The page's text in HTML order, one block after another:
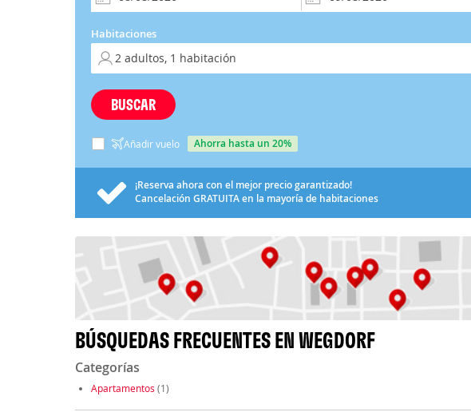
Habitaciones
BUSCAR
Añadir vuelo ahorra hasta un 20%
¡Reserva ahora con el mejor precio garantizado!
Cancelación GRATUITAen la mayoría de habitaciones
BÚSQUEDAS FRECUENTES EN WEGDORF
Categorías
Apartamentos (1)